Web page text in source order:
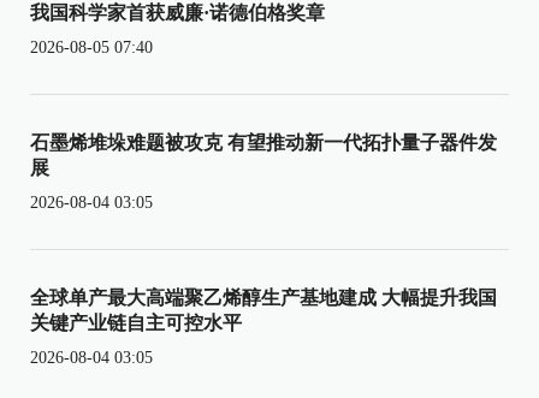
我国科学家首获威廉·诺德伯格奖章
2026-08-05 07:40
石墨烯堆垛难题被攻克 有望推动新一代拓扑量子器件发
展
2026-08-04 03:05
全球单产最大高端聚乙烯醇生产基地建成 大幅提升我国
关键产业链自主可控水平
2026-08-04 03:05